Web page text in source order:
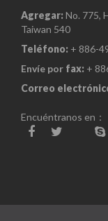
Agregar: No. 775,
Taiwan 540
Teléfono: + 886-
Envíe por fax: +
Correo
Encuéntranos en：